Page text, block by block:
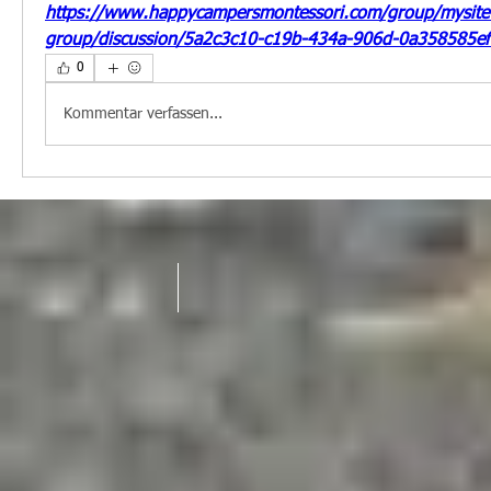
https://www.happycampersmontessori.com/group/
group/discussion/5a2c3c10-c19b-434a-906d-
0
Kommentar verfassen...